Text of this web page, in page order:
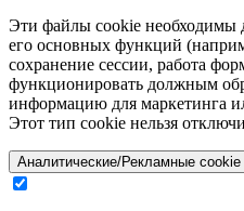
Эти файлы cookie необходимы
его основных функций
сохранение сессии, работа
функционировать должным
информацию для маркетинга
Этот тип cookie нельзя
Аналитические/Рекламные cookie